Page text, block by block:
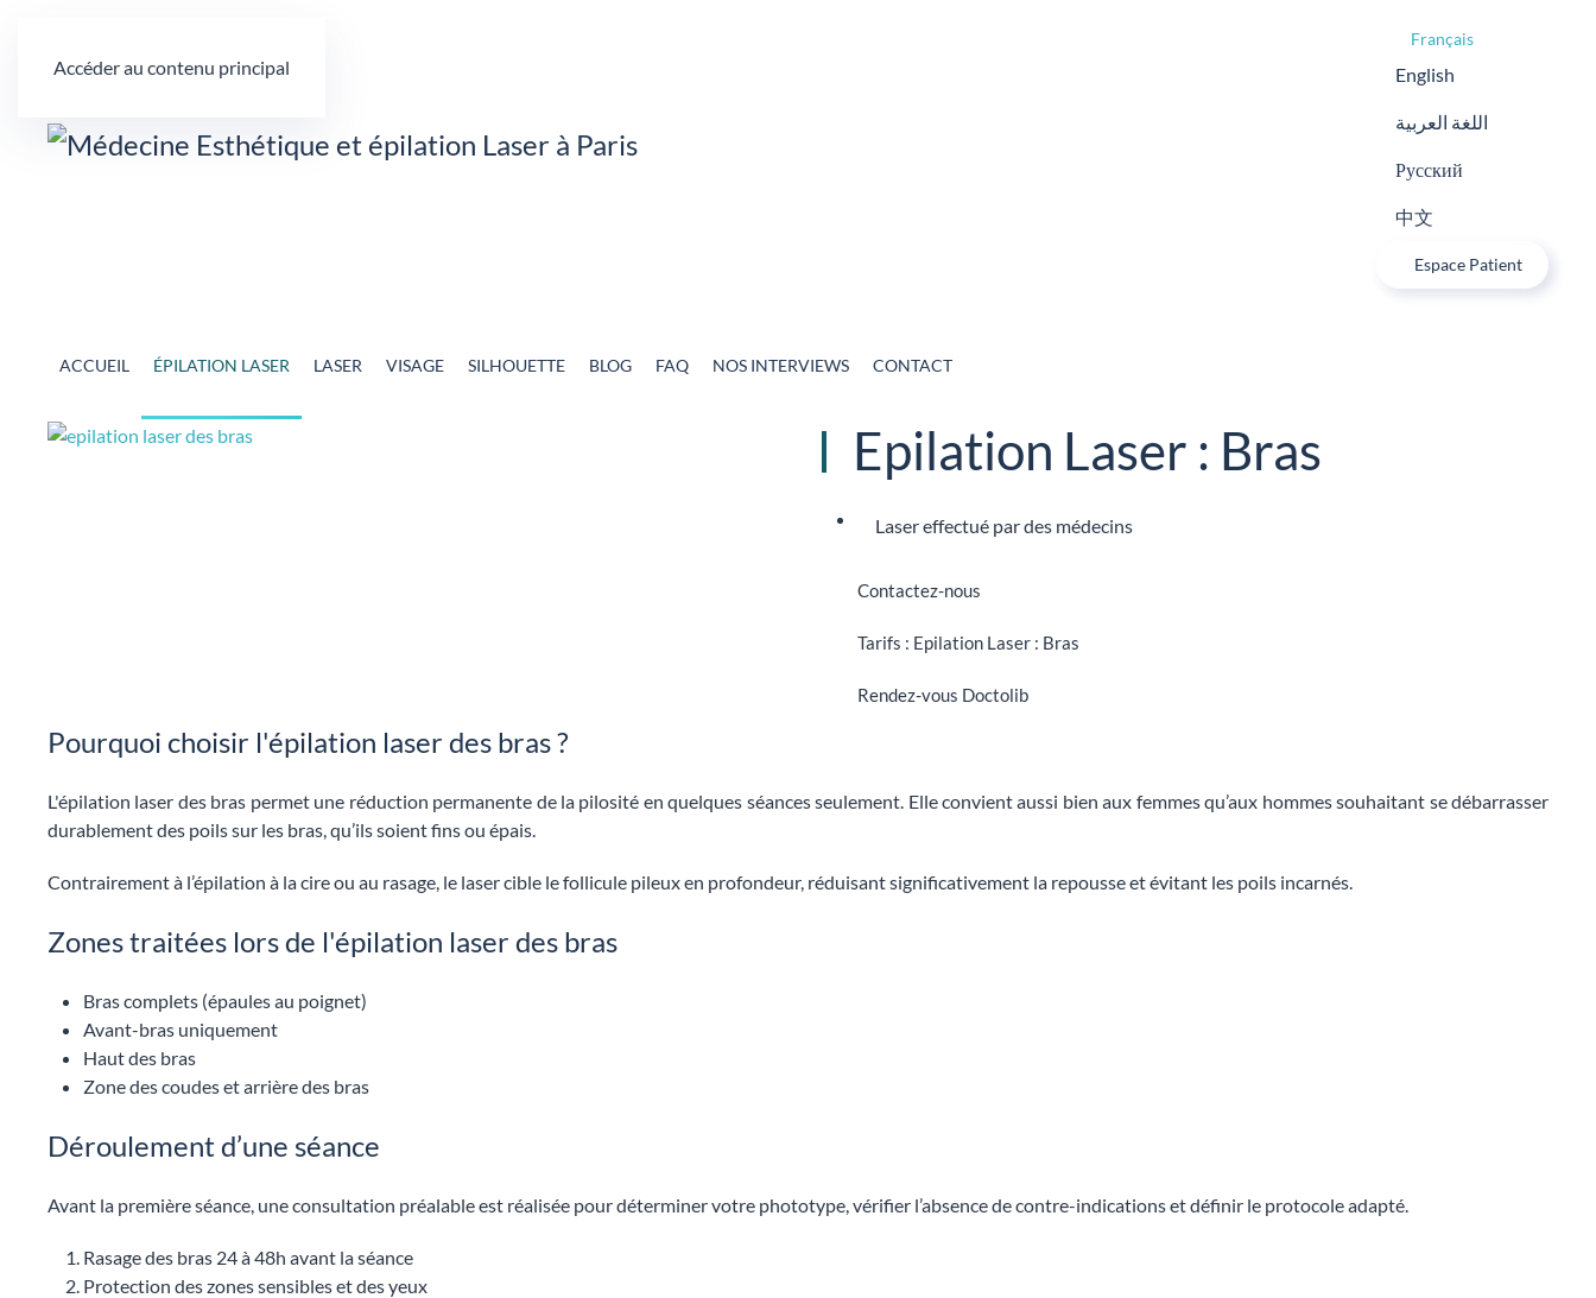
Accéder au contenu principal
Français
English
اللغة العربية
Русский
中文
Espace Patient
ACCUEIL ÉPILATION LASER LASER VISAGE SILHOUETTE BLOG FAQ NOS INTERVIEWS CONTACT
Epilation Laser : Bras
Laser effectué par des médecins
Contactez-nous
Tarifs : Epilation Laser : Bras
Rendez-vous Doctolib
Pourquoi choisir l'épilation laser des bras ?
L'épilation laser des bras permet une réduction permanente de la pilosité en quelques séances seulement. Elle convient aussi bien aux femmes qu’aux hommes souhaitant se débarrasser
durablement des poils sur les bras, qu’ils soient fins ou épais.
Contrairement à l’épilation à la cire ou au rasage, le laser cible le follicule pileux en profondeur, réduisant significativement la repousse et évitant les poils incarnés.
Zones traitées lors de l'épilation laser des bras
Bras complets (épaules au poignet)
Avant-bras uniquement
Haut des bras
Zone des coudes et arrière des bras
Déroulement d’une séance
Avant la première séance, une consultation préalable est réalisée pour déterminer votre phototype, vérifier l’absence de contre-indications et définir le protocole adapté.
Rasage des bras 24 à 48h avant la séance
Protection des zones sensibles et des yeux